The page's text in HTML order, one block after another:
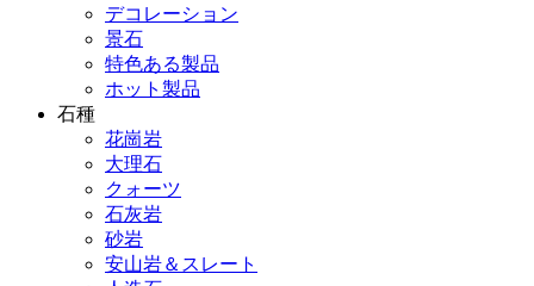
デコレーション
景石
特色ある製品
ホット製品
石種
花崗岩
大理石
クォーツ
石灰岩
砂岩
安山岩＆スレート